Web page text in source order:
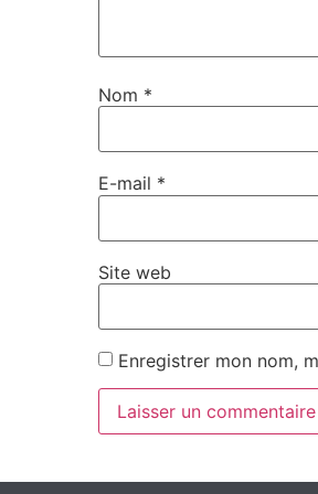
Nom *
E-mail *
Site web
Enregistrer mon nom,